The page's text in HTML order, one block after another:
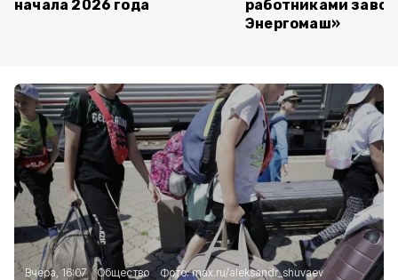
начала 2026 года
работниками
Энергомаш»
Вчера, 16:07 Общество Фото:max.ru/aleksandr_shuvaev